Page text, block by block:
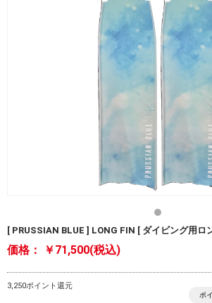
[ PRUSSIAN BLUE ] LONG FIN [ ダイビング用ロ
価格： ￥71,500(税込)
3,250ポイント還元
ポ